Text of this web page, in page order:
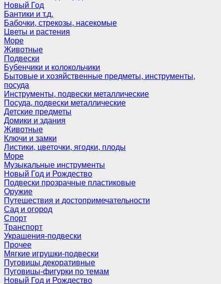
Новый Год
Бантики и т.д.
Бабочки, стрекозы, насекомые
Цветы и растения
Море
Животные
Подвески
Бубенчики и колокольчики
Бытовые и хозяйственные предметы, инструменты,
посуда
Инструменты, подвески металлические
Посуда, подвески металлические
Детские предметы
Домики и здания
Животные
Ключи и замки
Листики, цветочки, ягодки, плоды
Море
Музыкальные инструменты
Новый Год и Рождество
Подвески прозрачные пластиковые
Оружие
Путешествия и достопримечательности
Сад и огород
Спорт
Транспорт
Украшения-подвески
Прочее
Мягкие игрушки-подвески
Пуговицы декоративные
Пуговицы-фигурки по темам
Новый Год и Рождество